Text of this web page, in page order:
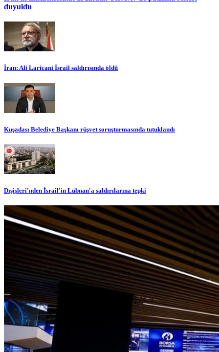
duyuldu
İran: Ali Laricani İsrail saldırısında öldü
Kuşadası Belediye Başkanı rüşvet soruşturmasında tutuklandı
Dışişleri'nden İsrail'in Lübnan'a saldırılarına tepki